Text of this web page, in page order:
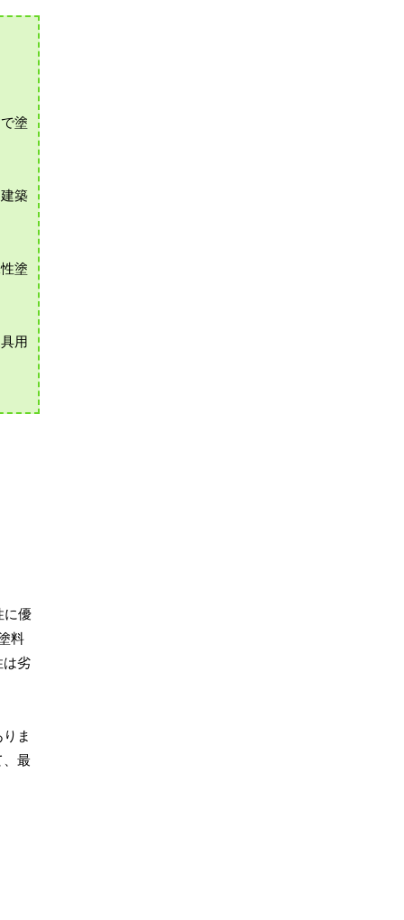
塗
築
塗
用
に優
料
は劣
ま
、最